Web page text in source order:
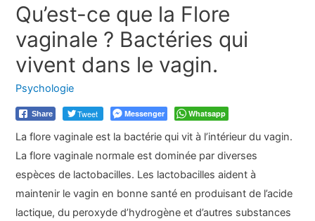
Qu’est-ce que la Flore
vaginale ? Bactéries qui
vivent dans le vagin.
Psychologie
Share Tweet Messenger Whatsapp
La flore vaginale est la bactérie qui vit à l’intérieur du vagin.
La flore vaginale normale est dominée par diverses
espèces de lactobacilles. Les lactobacilles aident à
maintenir le vagin en bonne santé en produisant de l’acide
lactique, du peroxyde d’hydrogène et d’autres substances